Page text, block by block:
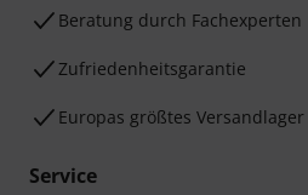
Beratung durch Fachexperten
Zufriedenheitsgarantie
Europas größtes Versandlager
Service